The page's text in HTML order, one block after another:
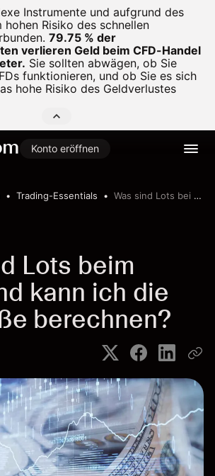
Instrumente und aufgrund des
hohen Risiko des schnellen
79.75 % der
verlieren Geld beim CFD-Handel
Sie sollten abwägen, ob Sie
funktionieren, und ob Sie es sich
hohe Risiko des Geldverlustes
Konto eröffnen
Trading-Essentials Was sind Lots bei Forex und wie funktionieren diese?
Lots beim
kann ich die
berechnen?